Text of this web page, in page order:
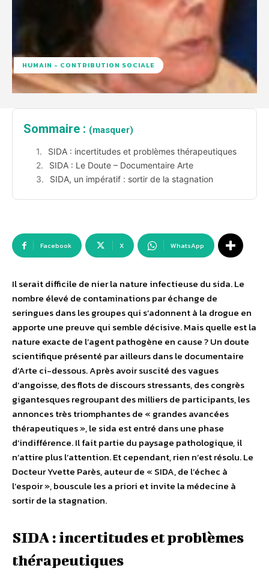
HUMAIN - CONTRIBUTION SOCIALE
Sommaire : (masquer)
SIDA : incertitudes et problèmes thérapeutiques
SIDA : Le Doute – Documentaire Arte
SIDA, un impératif : sortir de la stagnation
Facebook X WhatsApp
Il serait difficile de nier la nature infectieuse du sida. Le
nombre élevé de contaminations par échange de
seringues dans les groupes qui s’adonnent à la drogue en
apporte une preuve qui semble décisive. Mais quelle est la
nature exacte de l’agent pathogène en cause ? Un doute
scientifique présenté par ailleurs dans le documentaire
d’Arte ci-dessous. Après avoir suscité des vagues
d’angoisse, des flots de discours stressants, des congrès
gigantesques regroupant des milliers de participants, les
annonces très triomphantes de « grandes avancées
thérapeutiques », le sida est entré dans une phase
d’indifférence. Il fait partie du paysage pathologique, il
n’attire plus l’attention. Et cependant, rien n’est résolu. Le
Docteur Yvette Parès, auteur de « SIDA, de l’échec à
l’espoir », bouscule les a priori et invite la médecine à
sortir de la stagnation.
SIDA : incertitudes et problèmes
thérapeutiques